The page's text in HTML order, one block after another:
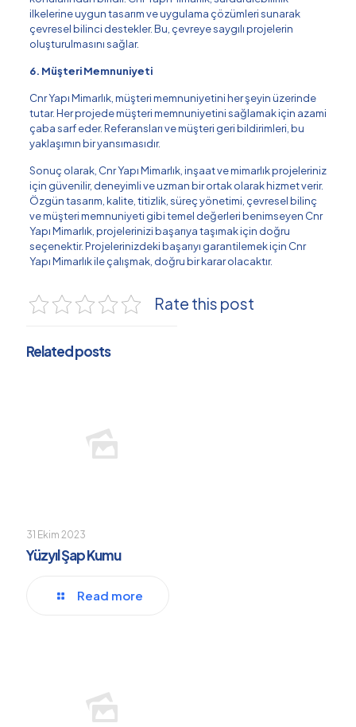
ilkelerine uygun tasarım ve uygulama çözümleri sunarak
çevresel bilinci destekler. Bu, çevreye saygılı projelerin
oluşturulmasını sağlar.
6. Müşteri Memnuniyeti
Cnr Yapı Mimarlık, müşteri memnuniyetini her şeyin üzerinde
tutar. Her projede müşteri memnuniyetini sağlamak için azami
çaba sarf eder. Referansları ve müşteri geri bildirimleri, bu
yaklaşımın bir yansımasıdır.
Sonuç olarak, Cnr Yapı Mimarlık, inşaat ve mimarlık projeleriniz
için güvenilir, deneyimli ve uzman bir ortak olarak hizmet verir.
Özgün tasarım, kalite, titizlik, süreç yönetimi, çevresel bilinç
ve müşteri memnuniyeti gibi temel değerleri benimseyen Cnr
Yapı Mimarlık, projelerinizi başarıya taşımak için doğru
seçenektir. Projelerinizdeki başarıyı garantilemek için Cnr
Yapı Mimarlık ile çalışmak, doğru bir karar olacaktır.
Rate this post
Related posts
31 Ekim 2023
Yüzyıl Şap Kumu
Read more